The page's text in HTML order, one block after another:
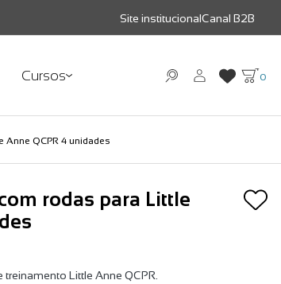
Site institucionalCanal B2B
Cursos 0
QCPR 4 unidades
rodas para Little
Little Anne QCPR.